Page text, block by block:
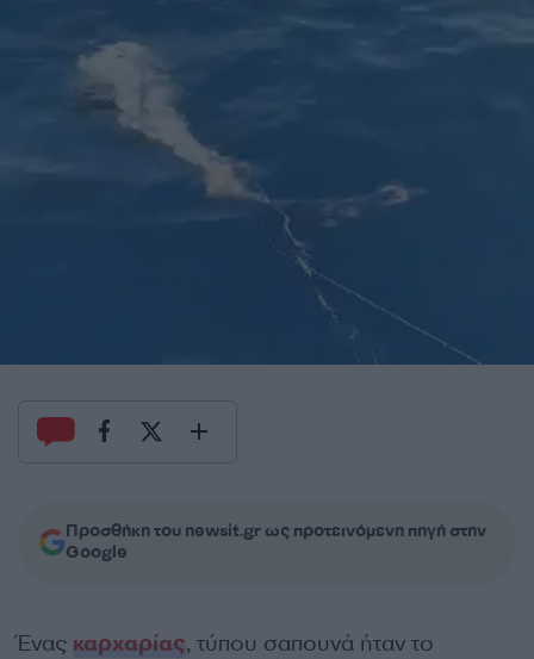
Προσθήκη του newsit.gr ως προτεινόμενη πηγή στην
Google
Ένας καρχαρίας, τύπου σαπουνά ήταν το